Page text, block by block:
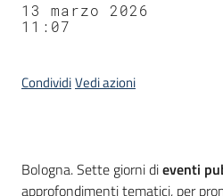
13 marzo 2026
11:07
CondividiVedi azioni
Contenuto
Bologna. Sette giorni dieventi
approfondimenti tematici, per